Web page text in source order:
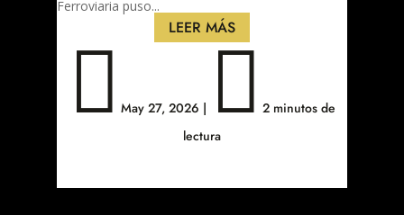
Ferroviaria puso...
LEER MÁS
 May 27, 2026 |  2 minutos de
lectura